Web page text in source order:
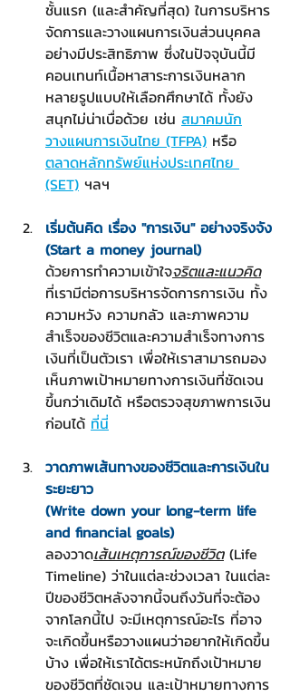
ชั้นแรก (และสำคัญที่สุด) ในการบริหาร
จัดการและวางแผนการเงินส่วนบุคคล
อย่างมีประสิทธิภาพ ซึ่งในปัจจุบันนี้มี
คอนเทนท์เนื้อหาสาระการเงินหลาก
หลายรูปแบบให้เลือกศึกษาได้ ทั้งยัง
สนุกไม่น่าเบื่อด้วย เช่น สมาคมนัก
วางแผนการเงินไทย (TFPA) หรือ
ตลาดหลักทรัพย์แห่งประเทศไทย
(SET) ฯลฯ
เริ่มต้นคิด เรื่อง "การเงิน" อย่างจริงจัง
(Start a money journal)
ด้วยการทำความเข้าใจจริตและแนวคิด
ที่เรามีต่อการบริหารจัดการการเงิน ทั้ง
ความหวัง ความกลัว และภาพความ
สำเร็จของชีวิตและความสำเร็จทางการ
เงินที่เป็นตัวเรา เพื่อให้เราสามารถมอง
เห็นภาพเป้าหมายทางการเงินที่ชัดเจน
ขึ้นกว่าเดิมได้ หรือตรวจสุขภาพการเงิน
ก่อนได้ ที่นี่
วาดภาพเส้นทางของชีวิตและการเงินใน
ระยะยาว
(Write down your long-term life
and financial goals)
ลองวาดเส้นเหตุการณ์ของชีวิต (Life
Timeline) ว่าในแต่ละช่วงเวลา ในแต่ละ
ปีของชีวิตหลังจากนี้จนถึงวันที่จะต้อง
จากโลกนี้ไป จะมีเหตุการณ์อะไร ที่อาจ
จะเกิดขึ้นหรือวางแผนว่าอยากให้เกิดขึ้น
บ้าง เพื่อให้เราได้ตระหนักถึงเป้าหมาย
ของชีวิตที่ชัดเจน และเป้าหมายทางการ